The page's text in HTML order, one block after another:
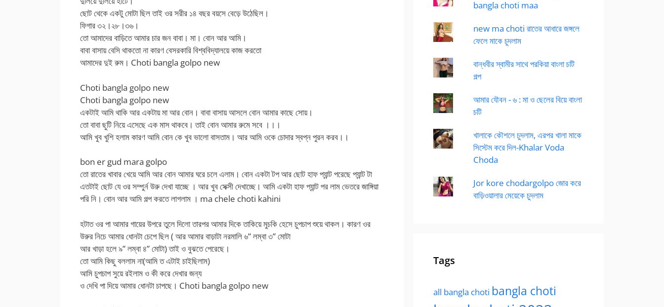
ছোট থেকে একটু মোটা ছিল তাই ওর সরীর ১৪ বছর বয়সে বেড়ে উঠেছিল।
ফিগার ৩২।২৮।৩৬।
তো আমাদের বাড়িতে আমার চার জন বাবা। মা। বোন আর আমি।
বাবা বাসায় বেসি থাকতো না কারণ বেসরকারি বিশ্ববিদ্যালয়ে কাজ করতো
আমাদের দুই রুম। Choti bangla golpo new
Choti bangla golpo new
Choti bangla golpo new
একটাই আমি থাকি আর একটায় মা আর বোন। বাবা বাসায় আসলে বোন আমার কাছে সোয়।
তো বাবা ছুটি নিয়ে এসেছে এক মাস থাকবে। তাই বোন আমার রুমে সবে ।।।
আমি খুব খুশি হলাম কারণ আমি বোন কে খুব ভালো বাসতাম। আর আমি ওকে চোদার স্বপ্ন পুরন করব।।
bon er gud mara golpo
তো রাতের খাবার খেয়ে আমি আর বোন আমার ঘরে চলে এলাম। বোন একটা টপ আর ছোট হাফ প্যান্ট পরেছে প্যান্ট টা
এতটাই ছোট যে ওর সম্পুর্ন উরু দেখা যাচ্ছে । আর খুব সেক্সী দেখাচ্ছে। আমি একটা হাফ প্যান্ট পর লাম ভেতরে জাঙ্গিয়া
পরি নি। বোন আর আমি গল্প করতে লাগলাম । ma chele choti kahini
হটাত ওর পা আমার গায়ের উপরে তুলে দিলো তারপর আমার দিকে তাকিয়ে মুচকি হেসে চুপচাপ শুয়ে থাকল। কারণ ওর
উরুর নিচে আমার ধোনটা চেপে ছিল ( আর আমার বাড়াটা নরমালি ৬” লম্বা ৩” মোটা
আর খাড়া হলে ৯” লম্বা ৪” মোটা) তাই ও বুঝতে পেরেছে।
তো আমি কিছু বললাম না(আমি ত এটাই চাইছিলাম)
আমি চুপচাপ সুয়ে রইলাম ও কী করে দেখার জন্য
ও দেখি পা দিয়ে আমার ধোনটা চাপছে। Choti bangla golpo new
bangla choti maa
new ma choti রাতের আধারে জঙ্গলে
ফেলে মাকে চুদলাম
বান্ধবীর স্বামীর সাথে পরকিয়া বাংলা চটি
গল্প
আমার যৌবন - ৬ : মা ও ছেলের বিয়ে বাংলা
চটি
খালাকে কৌশলে চুদলাম, এরপর খালা মাকে
সিস্টেম করে দিল-Khalar Voda
Choda
Jor kore chodargolpo জোর করে
বাড়িওয়ালার মেয়েকে চুদলাম
Tags
all bangla choti bangla choti